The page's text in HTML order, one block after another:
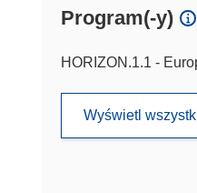
Program(-y)
HORIZON.1.1 -
Wyświetl